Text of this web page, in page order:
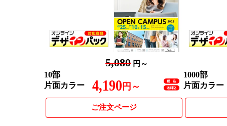
5,080 円～
10部
片面カラー
4,190 円～
ご注文ページ
1000部
片面カラー